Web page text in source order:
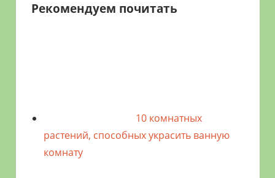
Рекомендуем почитать
10 комнатных
растений, способных украсить ванную
комнату